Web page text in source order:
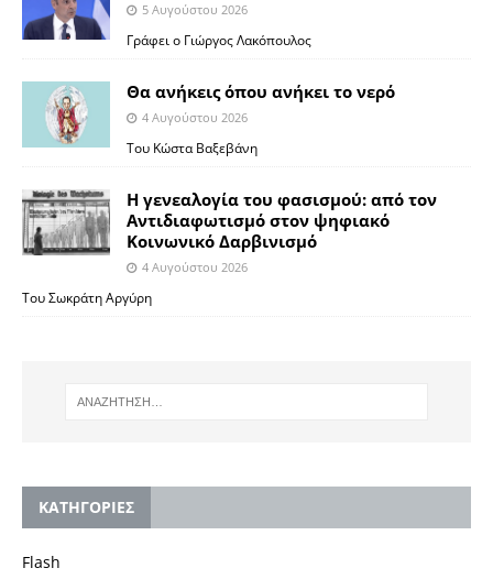
5 Αυγούστου 2026
Γράφει ο Γιώργος Λακόπουλος
Θα ανήκεις όπου ανήκει το νερό
4 Αυγούστου 2026
Του Κώστα Βαξεβάνη
Η γενεαλογία του φασισμού: από τον
Αντιδιαφωτισμό στον ψηφιακό
Κοινωνικό Δαρβινισμό
4 Αυγούστου 2026
Του Σωκράτη Αργύρη
KΑΤΗΓΟΡΙΕΣ
Flash